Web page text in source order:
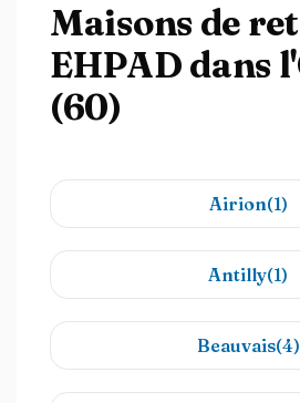
Maisons de
EHPAD dans
(60)
Airion(1)
Antilly(1)
Beauvais(4)